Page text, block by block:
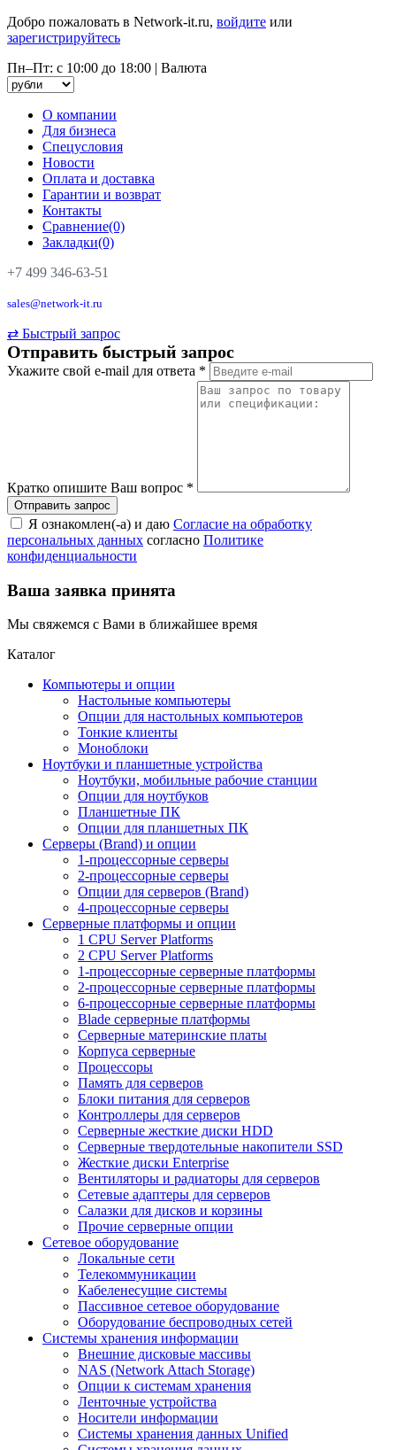
Добро пожаловать в Network-it.ru, войдите или
зарегистрируйтесь
Пн–Пт: с 10:00 до 18:00 | Валюта
О компании
Для бизнеса
Спецусловия
Новости
Оплата и доставка
Гарантии и возврат
Контакты
Сравнение(0)
Закладки(0)
+7 499 346-63-51
sales@network-it.ru
⇄ Быстрый запрос
Отправить быстрый запрос
Укажите свой e-mail для ответа *
Кратко опишите Ваш вопрос *
Я ознакомлен(-а) и даю Согласие на обработку
персональных данных согласно Политике
конфиденциальности
Ваша заявка принята
Мы свяжемся с Вами в ближайшее время
Каталог
Компьютеры и опции
Настольные компьютеры
Опции для настольных компьютеров
Тонкие клиенты
Моноблоки
Ноутбуки и планшетные устройства
Ноутбуки, мобильные рабочие станции
Опции для ноутбуков
Планшетные ПК
Опции для планшетных ПК
Серверы (Brand) и опции
1-процессорные серверы
2-процессорные серверы
Опции для серверов (Brand)
4-процессорные серверы
Серверные платформы и опции
1 CPU Server Platforms
2 CPU Server Platforms
1-процессорные серверные платформы
2-процессорные серверные платформы
6-процессорные серверные платформы
Blade серверные платформы
Серверные материнские платы
Корпуса серверные
Процессоры
Память для серверов
Блоки питания для серверов
Контроллеры для серверов
Серверные жесткие диски HDD
Серверные твердотельные накопители SSD
Жесткие диски Enterprise
Вентиляторы и радиаторы для серверов
Сетевые адаптеры для серверов
Салазки для дисков и корзины
Прочие серверные опции
Сетевое оборудование
Локальные сети
Телекоммуникации
Кабеленесущие системы
Пассивное сетевое оборудование
Оборудование беспроводных сетей
Системы хранения информации
Внешние дисковые массивы
NAS (Network Attach Storage)
Опции к системам хранения
Ленточные устройства
Носители информации
Системы хранения данных Unified